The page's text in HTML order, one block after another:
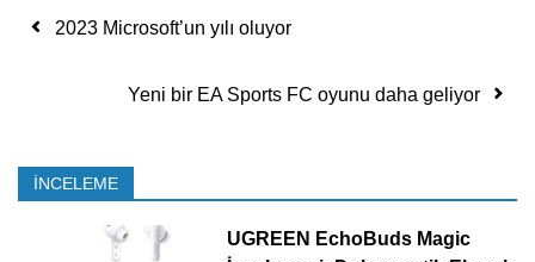
Yazı dolaşımı
2023 Microsoft’un yılı oluyor
Yeni bir EA Sports FC oyunu daha geliyor
İNCELEME
UGREEN EchoBuds Magic